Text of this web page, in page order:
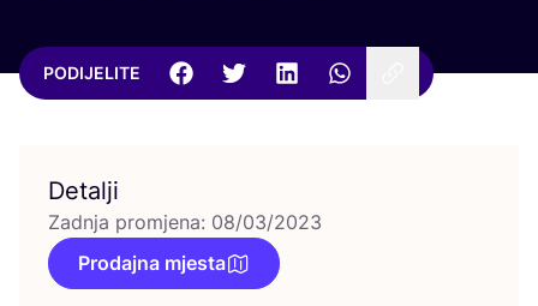
PODIJELITE
Detalji
Zadnja promjena: 08/03/2023
Prodajna mjesta